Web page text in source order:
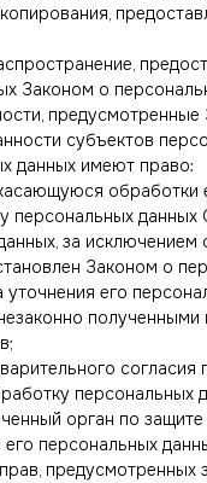
Законом о
субъектов
данных имеют право:
обработки
персональных
за
Законом о
его
персональных
орган по
персональных
предусмотренных